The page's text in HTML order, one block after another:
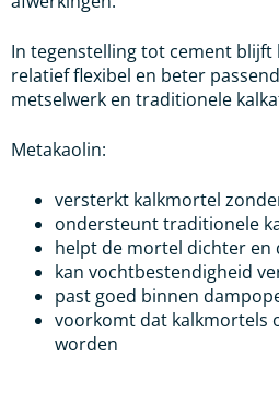
In tegenstelling tot cement blijft
relatief flexibel en beter
metselwerk en traditionele
Metakaolin:
versterkt kalkmortel
ondersteunt traditionele
helpt de mortel dichter en
kan vochtbestendigheid
past goed binnen
voorkomt dat kalkmortels
worden